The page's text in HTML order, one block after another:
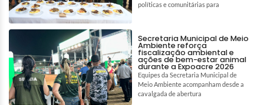
políticas e comunitárias para
Secretaria Municipal de Meio
Ambiente reforça
fiscalização ambiental e
ações de bem-estar animal
durante a Expoacre 2026
Equipes da Secretaria Municipal de
Meio Ambiente acompanham desde a
cavalgada de abertura